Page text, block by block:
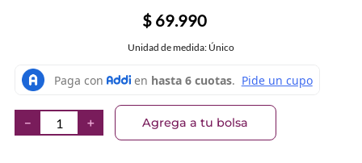
$ 69.990
Unidad de medida: Único
＋
－ Agrega a tu bolsa